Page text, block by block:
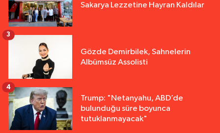
Sakarya Lezzetine Hayran Kaldılar
Gözde Demirbilek, Sahnelerin
Albümsüz Assolisti
3
Trump: "Netanyahu, ABD’de
bulunduğu süre boyunca
tutuklanmayacak"
4